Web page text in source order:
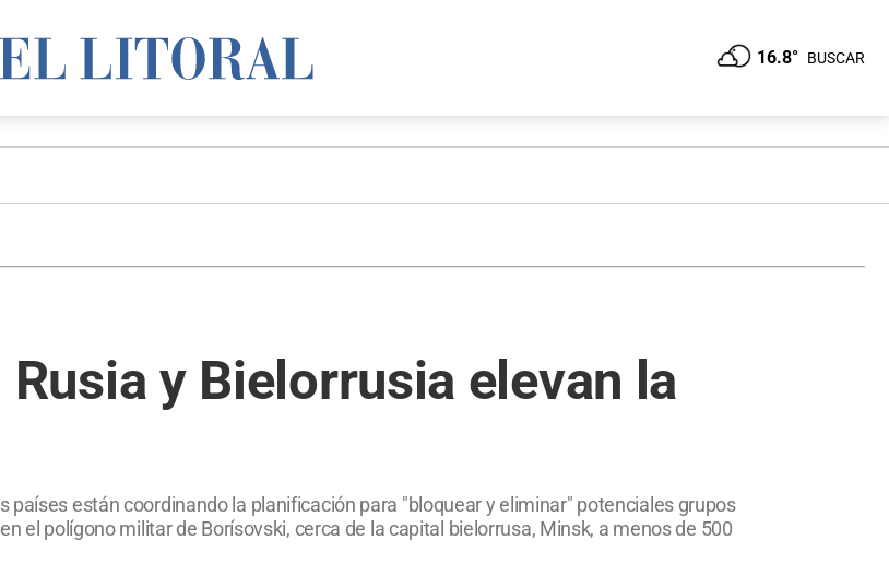
16.8° BUSCAR
y Bielorrusia elevan la
están coordinando la planificación para "bloquear y eliminar" potenciales grupos
el polígono militar de Borísovski, cerca de la capital bielorrusa, Minsk, a menos de 500